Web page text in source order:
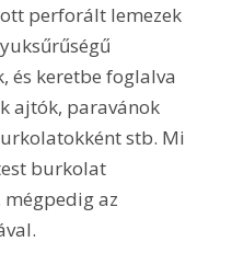
perforált lemezek
és keretbe foglalva
ajtók, paravánok
stb. Mi
burkolat
az